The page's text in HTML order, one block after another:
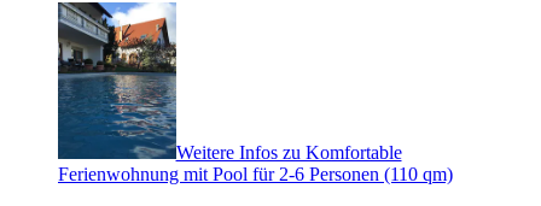
Weitere Infos zu Komfortable
Ferienwohnung mit Pool für 2-6 Personen (110 qm)